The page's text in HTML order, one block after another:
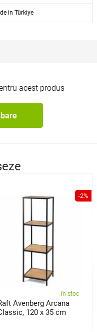
in Türkiye
acest produs
-2%
în stoc
Avenberg Arcana
120 x 35 cm